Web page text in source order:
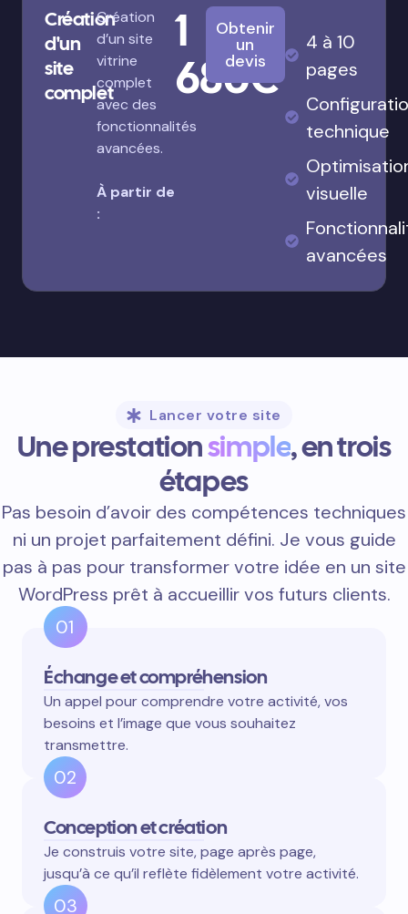
Création
d'un
site
complet
Création
d’un site
vitrine
complet
avec des
fonctionnalités
avancées.
À partir de
:
1
680€
Obtenir
un
devis
4 à 10
pages
technique
visuelle
avancées
Lancer votre site
Une prestationsimple, en trois
étapes
Pas besoin d’avoir des compétences techniques
ni un projet parfaitement défini. Je vous guide
pas à pas pour transformer votre idée en un site
WordPress prêt à accueillir vos futurs clients.
01
Échange et compréhension
Un appel pour comprendre votre activité, vos
besoins et l’image que vous souhaitez
transmettre.
02
Conception et création
Je construis votre site, page après page,
jusqu’à ce qu’il reflète fidèlement votre activité.
03